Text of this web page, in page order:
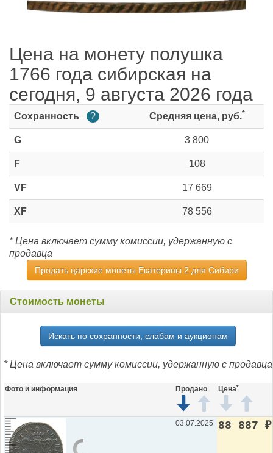
Цена на монету полушка
1766 года сибирская на
сегодня, 9 августа 2026 года
Сохранность ? Средняя цена, руб.*
G 3 800
F 108
VF 17 669
XF 78 556
* Цена включает сумму комиссии, удержанную с
продавца
Продать царские монеты Екатерины 2 для Сибири
Стоимость монеты
Искать по сохранности, слабам и аукционам
* Цена включает сумму комиссии, удержанную с продавца
Фото и информация Продано Цена*
03.07.2025 88 887 ₽